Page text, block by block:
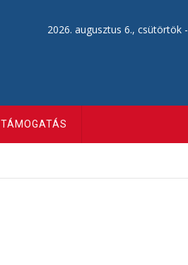
2026. augusztus 6., csütörtök -
TÁMOGATÁS